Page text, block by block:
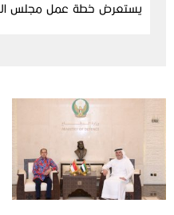
يستعرض خطة عمل مجلس